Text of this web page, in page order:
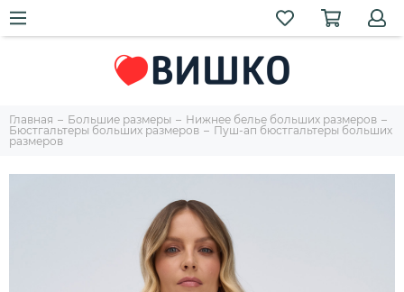
Главная Большие размеры
Нижнее белье больших размеров
Бюстгальтеры больших размеров
Пуш-ап бюстгальтеры больших
размеров